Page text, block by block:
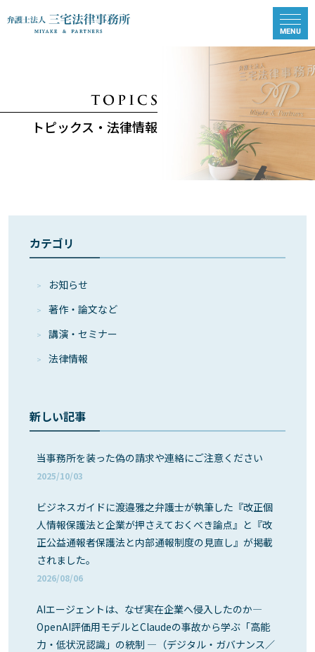
トピックス・法律情報
カテゴリ
お知らせ
著作・論⽂など
講演・セミナー
法律情報
新しい記事
当事務所を装った偽の請求や連絡にご注意ください
2025/10/03
ビジネスガイドに渡邉雅之弁護士が執筆した『改正個
人情報保護法と企業が押さえておくべき論点』と『改
正公益通報者保護法と内部通報制度の見直し』が掲載
されました。
2026/08/06
AIエージェントは、なぜ実在企業へ侵入したのか―
OpenAI評価用モデルとClaudeの事故から学ぶ「高能
力・低状況認識」の統制 ―（デジタル・ガバナンス／